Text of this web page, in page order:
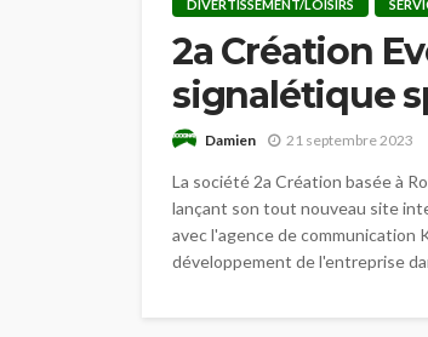
DIVERTISSEMENT/LOISIRS
2a Création
signalétique
Damien 21 septembre 2023
La société 2a Création basée à
lançant son tout nouveau site
avec l'agence de communication
développement de l'entreprise